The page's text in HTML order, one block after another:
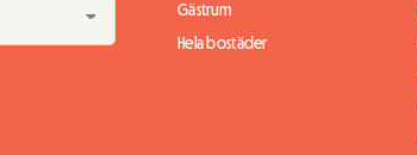
Gästrum
Hela bostäder